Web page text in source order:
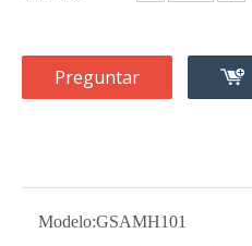
Preguntar
Modelo:GSAMH101